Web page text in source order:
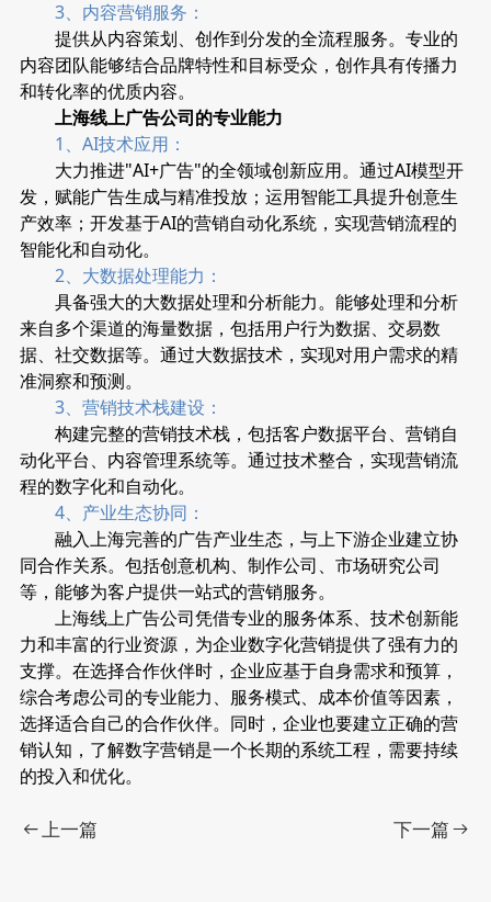
3、内容营销服务：
提供从内容策划、创作到分发的全流程服务。专业的
内容团队能够结合品牌特性和目标受众，创作具有传播力
和转化率的优质内容。
上海线上广告公司的专业能力
1、AI技术应用：
大力推进"AI+广告"的全领域创新应用。通过AI模型开
发，赋能广告生成与精准投放；运用智能工具提升创意生
产效率；开发基于AI的营销自动化系统，实现营销流程的
智能化和自动化。
2、大数据处理能力：
具备强大的大数据处理和分析能力。能够处理和分析
来自多个渠道的海量数据，包括用户行为数据、交易数
据、社交数据等。通过大数据技术，实现对用户需求的精
准洞察和预测。
3、营销技术栈建设：
构建完整的营销技术栈，包括客户数据平台、营销自
动化平台、内容管理系统等。通过技术整合，实现营销流
程的数字化和自动化。
4、产业生态协同：
融入上海完善的广告产业生态，与上下游企业建立协
同合作关系。包括创意机构、制作公司、市场研究公司
等，能够为客户提供一站式的营销服务。
上海线上广告公司凭借专业的服务体系、技术创新能
力和丰富的行业资源，为企业数字化营销提供了强有力的
支撑。在选择合作伙伴时，企业应基于自身需求和预算，
综合考虑公司的专业能力、服务模式、成本价值等因素，
选择适合自己的合作伙伴。同时，企业也要建立正确的营
销认知，了解数字营销是一个长期的系统工程，需要持续
的投入和优化。
上一篇 下一篇